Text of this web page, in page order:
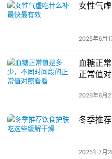
女性气
2025年6月
血糖正
正常值
2026年6月
冬季推
2025年7月